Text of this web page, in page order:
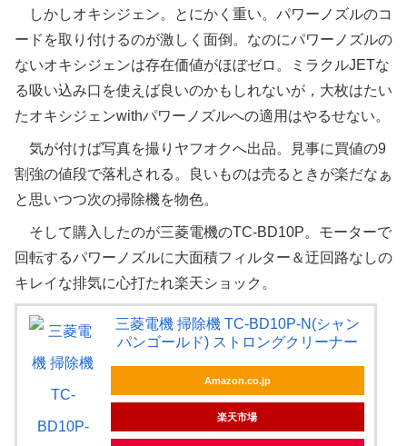
しかしオキシジェン。とにかく重い。パワーノズルのコ
ードを取り付けるのが激しく面倒。なのにパワーノズルの
ないオキシジェンは存在価値がほぼゼロ。ミラクルJETな
る吸い込み口を使えば良いのかもしれないが，大枚はたい
たオキシジェンwithパワーノズルへの適用はやるせない。
気が付けば写真を撮りヤフオクへ出品。見事に買値の9
割強の値段で落札される。良いものは売るときが楽だなぁ
と思いつつ次の掃除機を物色。
そして購入したのが三菱電機のTC-BD10P。モーターで
回転するパワーノズルに大面積フィルター＆迂回路なしの
キレイな排気に心打たれ楽天ショック。
三菱電機 掃除機 TC-BD10P-N(シャン
パンゴールド) ストロングクリーナー
Amazon.co.jp
楽天市場